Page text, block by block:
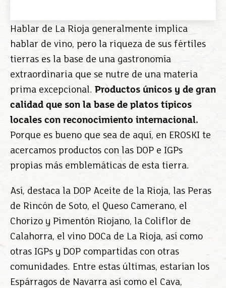
Hablar de La Rioja generalmente implica
hablar de vino, pero la riqueza de sus fértiles
tierras es la base de una gastronomía
extraordinaria que se nutre de una materia
prima excepcional. Productos únicos y de gran
calidad que son la base de platos típicos
locales con reconocimiento internacional.
Porque es bueno que sea de aquí, en EROSKI te
acercamos productos con las DOP e IGPs
propias más emblemáticas de esta tierra.
Así, destaca la DOP Aceite de la Rioja, las Peras
de Rincón de Soto, el Queso Camerano, el
Chorizo y Pimentón Riojano, la Coliflor de
Calahorra, el vino DOCa de La Rioja, así como
otras IGPs y DOP compartidas con otras
comunidades. Entre estas últimas, estarían los
Espárragos de Navarra así como el Cava,